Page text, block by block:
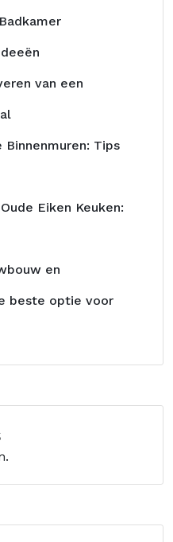
van een
Binnenmuren: Tips
Eiken Keuken:
en
beste optie voor